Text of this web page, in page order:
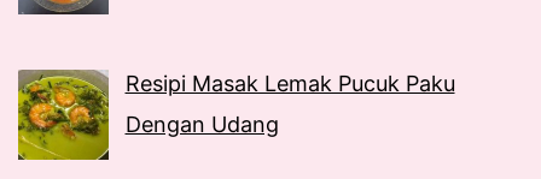
Resipi Masak Lemak Pucuk Paku
Dengan Udang